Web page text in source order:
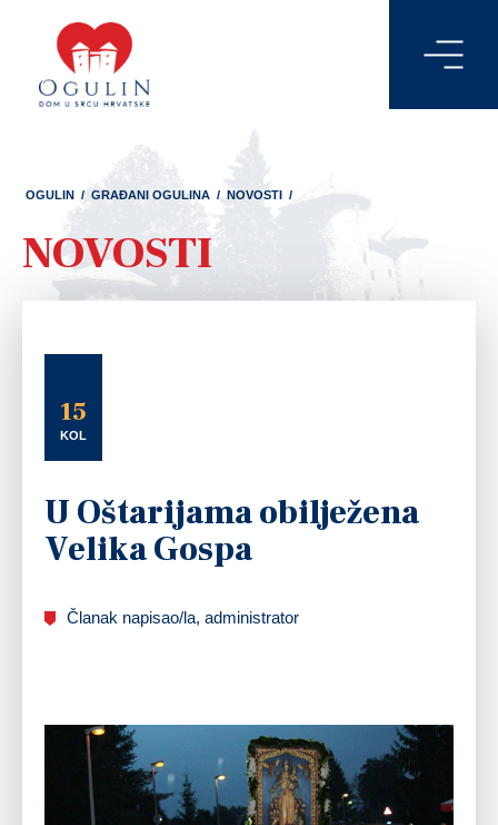
OGULIN / GRAĐANI OGULINA / NOVOSTI /
NOVOSTI
15
KOL
U Oštarijama obilježena
Velika Gospa
Članak napisao/la, administrator